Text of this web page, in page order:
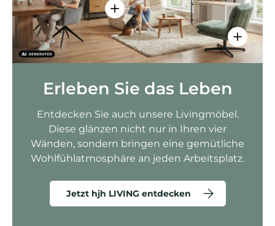
Einzelheiten anzeigen - Sitzolo 2
Erleben Sie das Leben
Entdecken Sie auch unsere Livingmöbel.
Diese glänzen nicht nur in Ihren vier
Wänden, sondern bringen eine gemütliche
Wohlfühlatmosphäre an jeden Arbeitsplatz.
Jetzt hjh LIVING entdecken